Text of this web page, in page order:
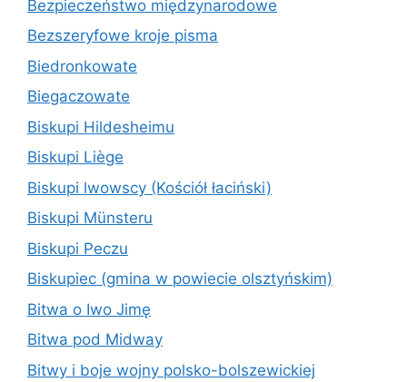
Bezpieczeństwo międzynarodowe
Bezszeryfowe kroje pisma
Biedronkowate
Biegaczowate
Biskupi Hildesheimu
Biskupi Liège
Biskupi lwowscy (Kościół łaciński)
Biskupi Münsteru
Biskupi Peczu
Biskupiec (gmina w powiecie olsztyńskim)
Bitwa o Iwo Jimę
Bitwa pod Midway
Bitwy i boje wojny polsko-bolszewickiej